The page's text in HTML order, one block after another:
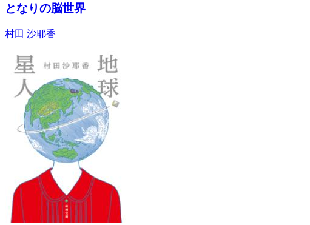
となりの脳世界
村田 沙耶香